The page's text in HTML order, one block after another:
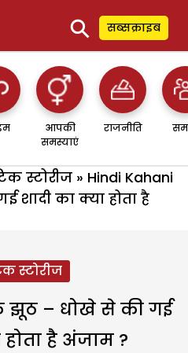
⚲ सब्सक्राइब
आपकी
समस्याएं
राजनीति
स्टोरीज » Hindi Kahani
का क्या होता है
स्टोरीज
झूठ – धोखे से की गई
होता है अंजाम ?